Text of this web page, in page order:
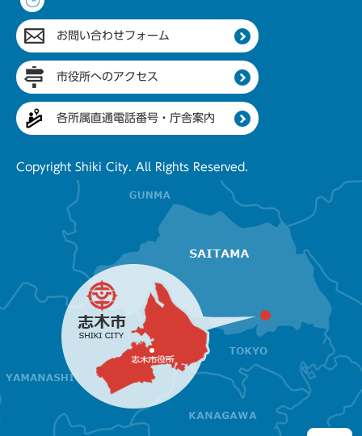
お問い合わせフォーム
市役所へのアクセス
各所属直通電話番号・庁舎案内
Copyright Shiki City. All Rights Reserved.